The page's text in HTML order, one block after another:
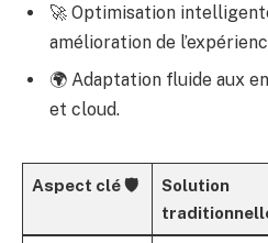
🚀 Optimisation
amélioration de
🌍 Adaptation fluide aux
et cloud.
Aspect clé 🛡️
Solution